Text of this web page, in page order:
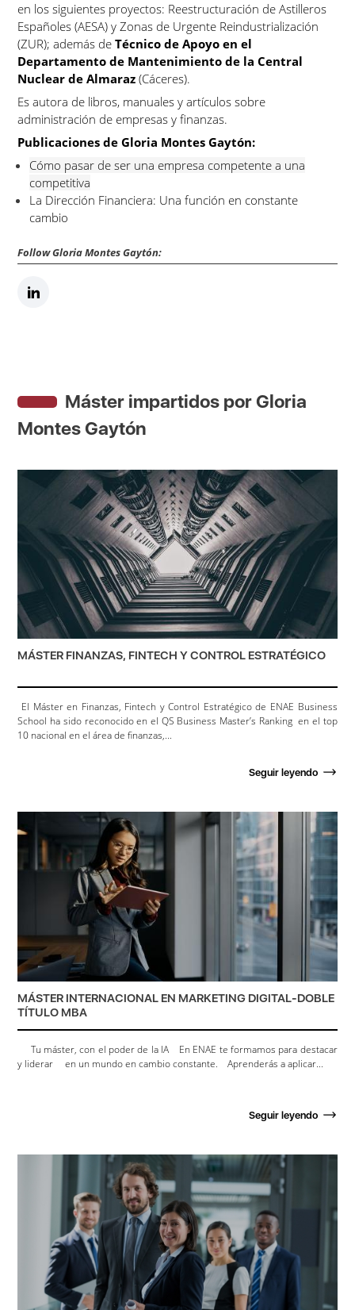
en los siguientes proyectos: Reestructuración de Astilleros
Españoles (AESA) y Zonas de Urgente Reindustrialización
(ZUR); además deTécnico de Apoyo en el
Departamento de Mantenimiento de la Central
Nuclear de Almaraz (Cáceres).
Es autora de libros, manuales y artículos sobre
administración de empresas y finanzas.
Publicaciones de Gloria Montes Gaytón:
Cómo pasar de ser una empresa competente a una
competitiva
La Dirección Financiera: Una función en constante
cambio
Follow Gloria Montes Gaytón:
Máster impartidos por Gloria
Montes Gaytón
MÁSTER FINANZAS, FINTECH Y CONTROL ESTRATÉGICO
El Máster en Finanzas, Fintech y Control Estratégico de ENAE Business
School ha sido reconocido en el QS Business Master’s Ranking en el top
10 nacional en el área de finanzas,...
Seguir leyendo
MÁSTER INTERNACIONAL EN MARKETING DIGITAL-DOBLE
TÍTULO MBA
Tu máster, con el poder de la IA En ENAE te formamos para destacar
y liderar en un mundo en cambio constante. Aprenderás a aplicar...
Seguir leyendo